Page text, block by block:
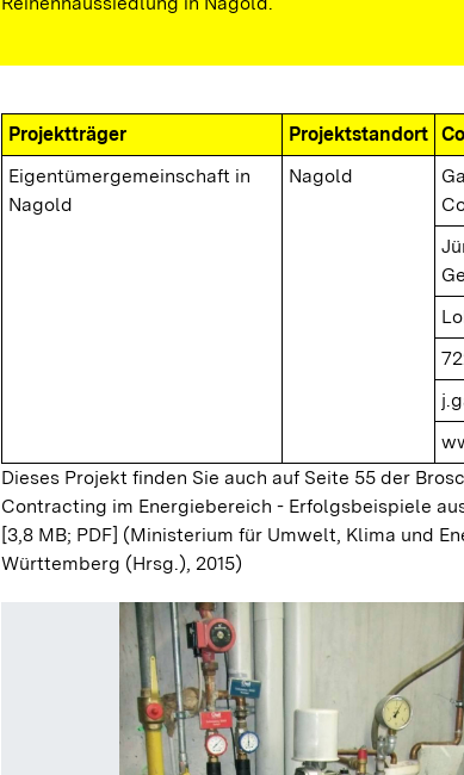
Projektträger Projektstandort
Eigentümergemeinschaft in
Nagold
Nagold
Dieses Projekt finden Sie auch auf Seite 55 der
Contracting im Energiebereich - Erfolgsbeispiele
[3,8 MB; PDF] (Ministerium für Umwelt, Klima und
Württemberg (Hrsg.), 2015)